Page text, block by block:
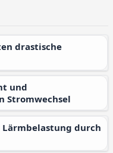
Stromwechsel